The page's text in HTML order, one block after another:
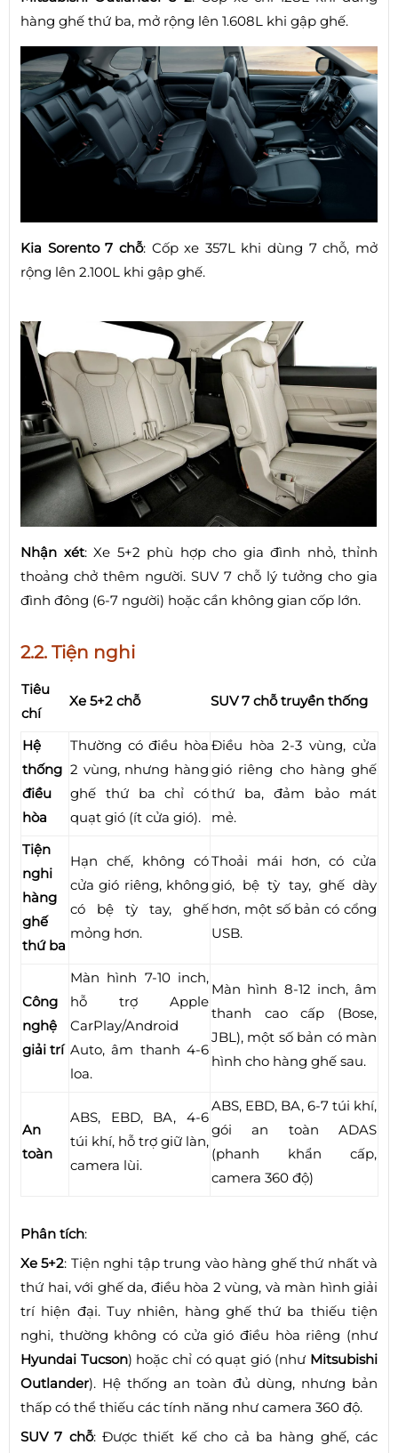
hàng ghế thứ ba, mở rộng lên 1.608L khi gập ghế.
Kia Sorento 7 chỗ: Cốp xe 357L khi dùng 7 chỗ, mở
rộng lên 2.100L khi gập ghế.
Nhận xét: Xe 5+2 phù hợp cho gia đình nhỏ, thỉnh
thoảng chở thêm người. SUV 7 chỗ lý tưởng cho gia
đình đông (6-7 người) hoặc cần không gian cốp lớn.
2.2. Tiện nghi
Tiêu
chí
Xe 5+2 chỗ SUV 7 chỗ truyền thống
Hệ
thống
điều
hòa
Thường có điều hòa
2 vùng, nhưng hàng
ghế thứ ba chỉ có
quạt gió (ít cửa gió).
Điều hòa 2-3 vùng, cửa
gió riêng cho hàng ghế
thứ ba, đảm bảo mát
mẻ.
Tiện
nghi
hàng
ghế
thứ ba
Hạn chế, không có
cửa gió riêng, không
có bệ tỳ tay, ghế
mỏng hơn.
Thoải mái hơn, có cửa
gió, bệ tỳ tay, ghế dày
hơn, một số bản có cổng
USB.
Công
nghệ
giải trí
Màn hình 7-10 inch,
hỗ trợ Apple
CarPlay/Android
Auto, âm thanh 4-6
loa.
Màn hình 8-12 inch, âm
thanh cao cấp (Bose,
JBL), một số bản có màn
hình cho hàng ghế sau.
An
toàn
ABS, EBD, BA, 4-6
túi khí, hỗ trợ giữ làn,
camera lùi.
ABS, EBD, BA, 6-7 túi khí,
gói an toàn ADAS
(phanh khẩn cấp,
camera 360 độ)
Phân tích:
Xe 5+2: Tiện nghi tập trung vào hàng ghế thứ nhất và
thứ hai, với ghế da, điều hòa 2 vùng, và màn hình giải
trí hiện đại. Tuy nhiên, hàng ghế thứ ba thiếu tiện
nghi, thường không có cửa gió điều hòa riêng (như
Hyundai Tucson) hoặc chỉ có quạt gió (như Mitsubishi
Outlander). Hệ thống an toàn đủ dùng, nhưng bản
thấp có thể thiếu các tính năng như camera 360 độ.
SUV 7 chỗ: Được thiết kế cho cả ba hàng ghế, các